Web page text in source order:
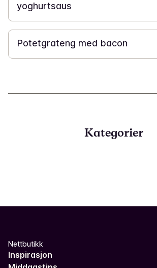
yoghurtsaus
1 t
Potetgrateng med bacon
Kategorier
Nettbutikk
Inspirasjon